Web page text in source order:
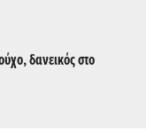
δανεικός στο